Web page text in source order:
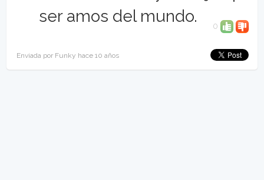
ser amos del mundo.
0
Enviada por Funky hace 10 años